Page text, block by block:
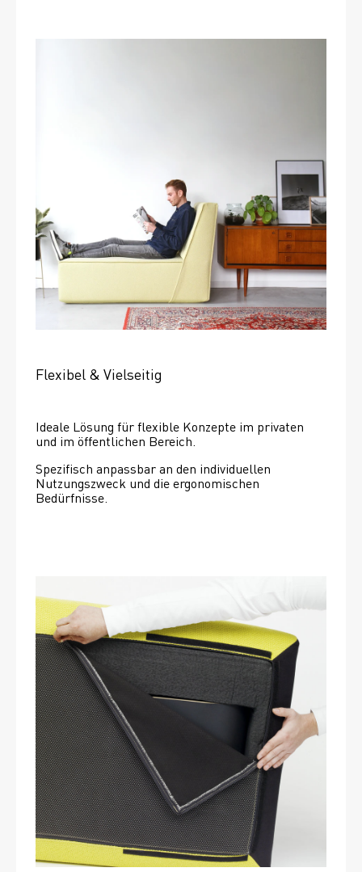
Flexibel & Vielseitig
Ideale Lösung für flexible Konzepte im privaten
und im öffentlichen Bereich.
Spezifisch anpassbar an den individuellen
Nutzungszweck und die ergonomischen
Bedürfnisse.